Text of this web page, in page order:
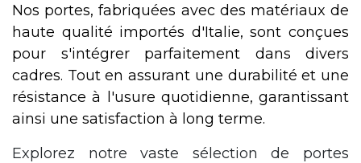
Nos portes, fabriquées avec des matériaux de
haute qualité importés d'Italie, sont conçues
pour s'intégrer parfaitement dans divers
cadres. Tout en assurant une durabilité et une
résistance à l'usure quotidienne, garantissant
ainsi une satisfaction à long terme.
Explorez notre vaste sélection de portes